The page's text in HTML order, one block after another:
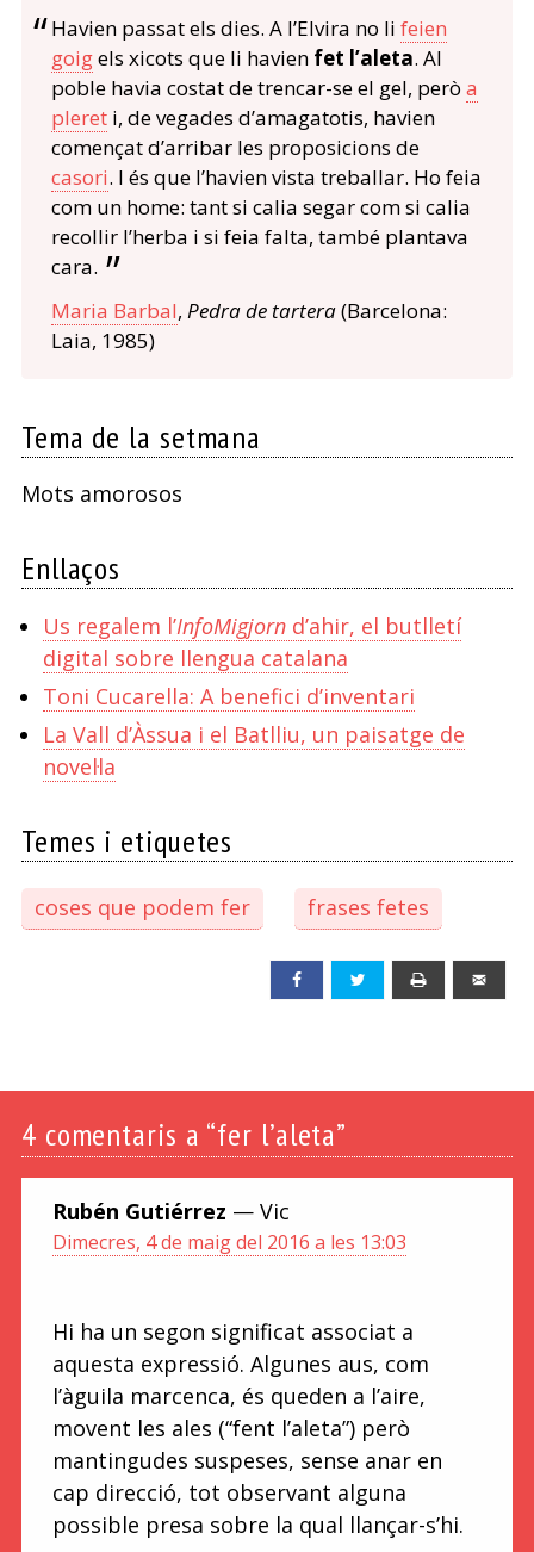
Havien passat els dies. A l’Elvira no li feien
goigels xicots que li havien fet l’aleta. Al
poble havia costat de trencar-se el gel, però a
plereti, de vegades d’amagatotis, havien
començat d’arribar les proposicions de
casori. I és que l’havien vista treballar. Ho feia
com un home: tant si calia segar com si calia
recollir l’herba i si feia falta, també plantava
cara.
Maria Barbal, Pedra de tartera(Barcelona:
Laia, 1985)
Tema de la setmana
Mots amorosos
Enllaços
Us regalem l’InfoMigjornd’ahir, el butlletí
digital sobre llengua catalana
Toni Cucarella: A benefici d’inventari
La Vall d’Àssua i el Batlliu, un paisatge de
novel·la
Temes i etiquetes
coses que podem fer frases fetes
Facebook Twitter
4 comentaris a “fer l’aleta”
Rubén Gutiérrez — Vic
Dimecres, 4 de maig del 2016 a les 13:03
Hi ha un segon significat associat a
aquesta expressió. Algunes aus, com
l’àguila marcenca, és queden a l’aire,
movent les ales (“fent l’aleta”) però
mantingudes suspeses, sense anar en
cap direcció, tot observant alguna
possible presa sobre la qual llançar-s’hi.